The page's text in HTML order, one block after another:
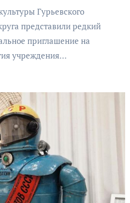
представили редкий
приглашение на
учреждения…